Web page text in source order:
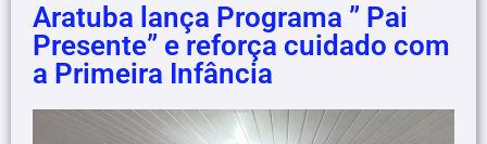
Aratuba lança Programa ” Pai
Presente” e reforça cuidado com
a Primeira Infância